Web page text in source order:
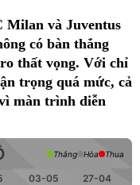
Milan và Juventus
có bàn thắng
thất vọng. Với chỉ
trọng quá mức, cả
màn trình diễn
03-05 27-04
Thắng Hòa Thua